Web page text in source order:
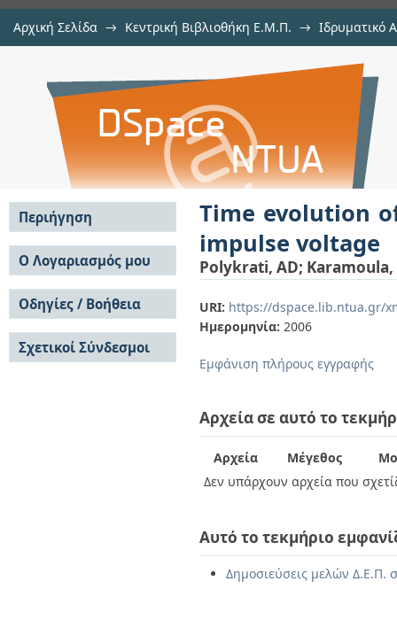
Αρχική Σελίδα → Κεντρική Βιβλιοθήκη Ε.Μ.Π. → Ιδρυματικό
Time evolution of partial
Time evolution
impulse voltage
Polykrati, AD; Karamoula,
URI: https://dspace.lib.ntua.gr/
Ημερομηνία: 2006
Εμφάνιση πλήρους εγγραφής
Αρχεία σε αυτό το
Αρχεία Μέγεθος
Δεν υπάρχουν αρχεία που
Αυτό το τεκμήριο
Δημοσιεύσεις μελών Δ.Ε.Π.
Περιήγηση
Σε όλο το DSpace
Κοινότητες & Συλλογές
Ανά Ημερομηνία
Έκδοσης
Συγγραφείς
Τίτλοι
Θέματα
Ο Λογαριασμός μου
Σύνδεση
Εγγραφή
Οδηγίες / Βοήθεια
Οδηγίες Υποβολής
Οδηγίες Χρήσης ΙΑ
Συχνές Ερωτήσεις
Σχετικοί Σύνδεσμοι